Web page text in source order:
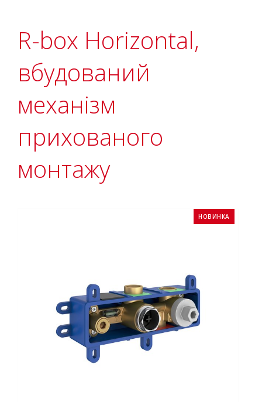
R-box Horizontal,
вбудований
механізм
прихованого
монтажу
НОВИНКА